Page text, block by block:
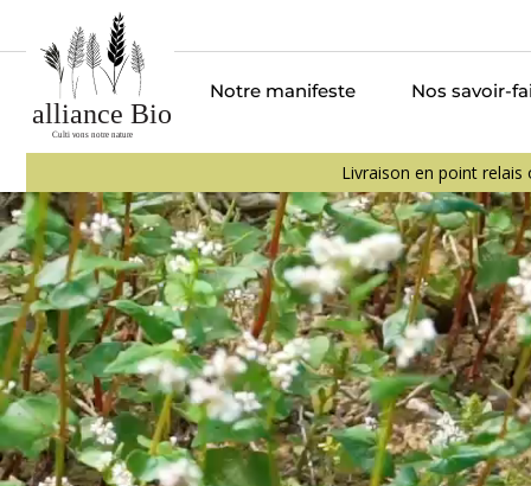
Notre manifeste Nos savoir-